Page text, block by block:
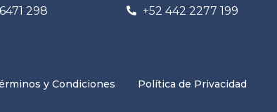
298
+52 442 2277 199
y Condiciones Política de Privacidad